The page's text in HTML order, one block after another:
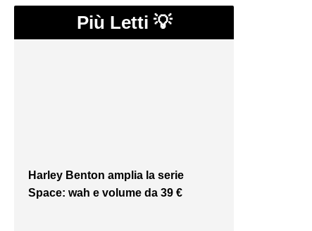
Più Letti 💡
Harley Benton amplia la serie
Space: wah e volume da 39 €